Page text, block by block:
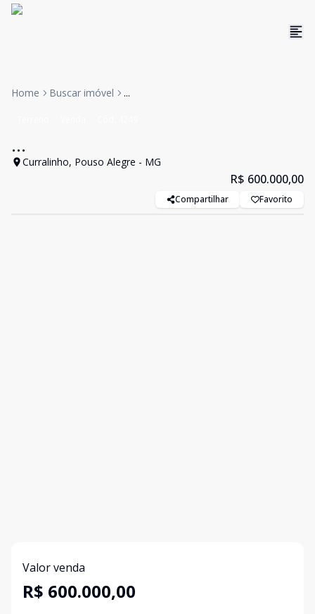
Home Buscar imóvel ...
...
Curralinho, Pouso Alegre - MG
R$ 600.000,00
Compartilhar Favorito
Valor venda
R$ 600.000,00